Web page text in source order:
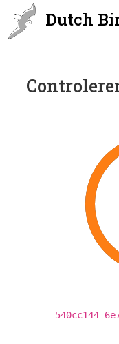
Dutch
540cc144-